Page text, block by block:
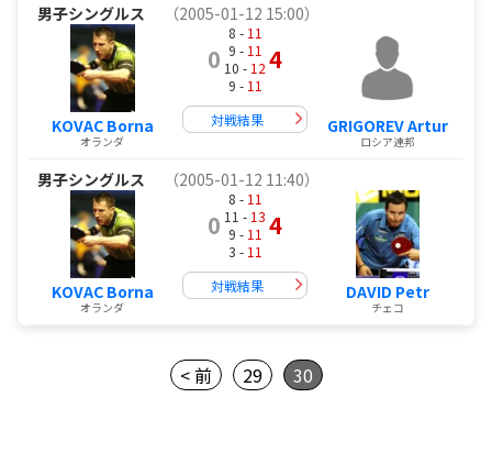
男子シングルス （2005-01-12 15:00）
KOVAC Borna
オランダ
0
8 - 11
9 - 11
10 - 12
9 - 11
4
対戦結果 GRIGOREV Artur
ロシア連邦
男子シングルス （2005-01-12 11:40）
KOVAC Borna
オランダ
0
8 - 11
11 - 13
9 - 11
3 - 11
4
対戦結果 DAVID Petr
チェコ
< 前 29 30